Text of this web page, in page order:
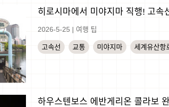
히로시마에서 미야지마 직행! 고속
2026-5-25 | 여행 팁
고속선 교통 미야지마 세계유산항
하우스텐보스 에반게리온 콜라보